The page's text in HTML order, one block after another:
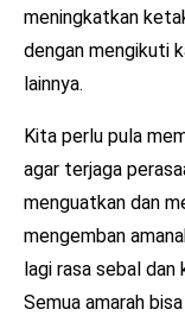
meningkatkan
dengan mengikuti
lainnya.
Kita perlu pula
agar terjaga
menguatkan dan
mengemban
lagi rasa sebal dan
Semua amarah